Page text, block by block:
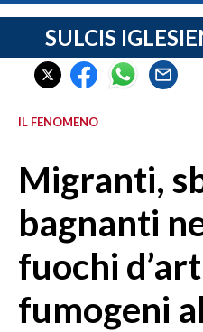
CRONACA SARDEGNA
CAGLIARI
SULCIS IGLESIENTE
ORISTANO E PROVINCIA
SASSARI E PROVINCIA
GALLURA
NUORO E PROVINCIA
OGLIASTRA
AGENDA
SULCIS
IL FENOMENO
Migranti,
bagnanti
fuochi
fumogeni